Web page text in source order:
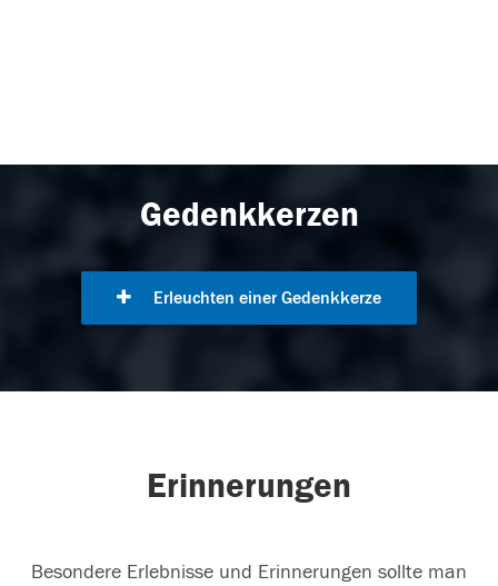
Gedenkkerzen
Erleuchten einer Gedenkkerze
Erinnerungen
Besondere Erlebnisse und Erinnerungen sollte man